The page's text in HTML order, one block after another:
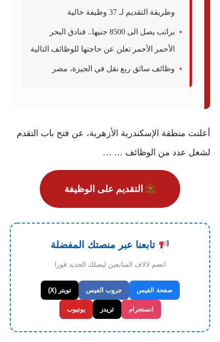
وطريقة التقديم لـ 37 وظيفة خالية
براتب يصل الى 8500 جنيها.. فنادق البحر
الأحمر الأحمر تعلن عن حاجتها للوظائف التالية
وظائف سائق ربع نقل في الجيزة، مصر
أعلنت منطقة الإسكندرية الأزهرية، عن فتح باب التقدم
لشغل عدد من الوظائف … …
التقديم على الوظيفة
تابعنا عبر منصتك المفضلة
انضم لالاف المتابعين ليصلك الجديد فورا
صفحة الفيس جروب الفيس تويتر (X)
انستجرام ثريدز يوتيوب